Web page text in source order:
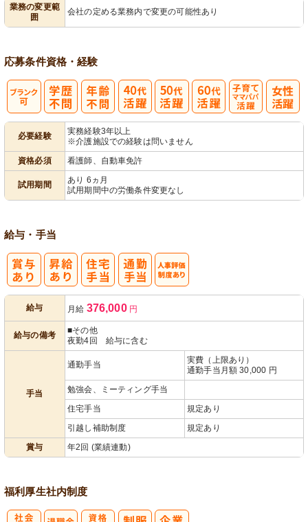
業務の変更範
囲
会社の定める業務内で変更の可能性あり
応募条件資格・経験
必要経験
実務経験3年以上
※介護施設での経験は問いません
資格必須
看護師、自動車免許
試用期間
あり 6ヵ月
試用期間中の労働条件変更なし
給与・手当
給与 月給 376,000円
給与の備考
■その他
夜勤4回 給与に含む
手当
通勤手当
実費（上限あり）
通勤手当月額 30,000 円
勉強会、ミーティング手当
住宅手当
規定あり
引越し補助制度
規定あり
賞与
年2回 (業績連動)
福利厚生社内制度